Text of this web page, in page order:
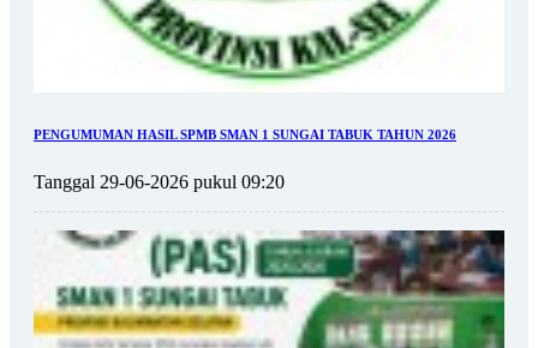
PENGUMUMAN HASIL SPMB SMAN 1 SUNGAI TABUK TAHUN 2026
Tanggal 29-06-2026 pukul 09:20